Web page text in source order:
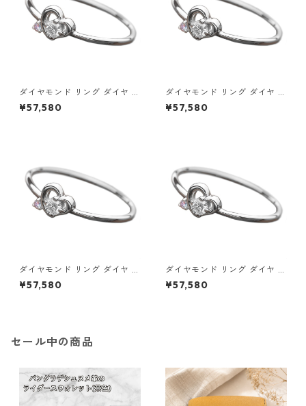
ダイヤモンド リング ダイヤ ア
イスブルーダイヤ 合計0.06ct
9.5号 プラチナ Pt950 ハート
¥57,580
ダイヤモンド リング ダイヤ ア
イスブルーダイヤ 合計0.06ct
10号 プラチナ Pt950 ハート
¥57,580
ダイヤモンド リング ダイヤ ア
イスブルーダイヤ 合計0.06ct
10.5号 プラチナ Pt950 ハート
¥57,580
ダイヤモンド リング ダイヤ ア
イスブルーダイヤ 合計0.06ct
11号 プラチナ Pt950 ハートモ
¥57,580
セール中の商品